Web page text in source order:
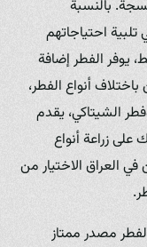
بالنسبة
احتياجاتهم
يوفر الفطر إضافة
أنواع الفطر،
الشيتاكي، يقدم
زراعة أنواع
العراق الاختيار من
مصدر ممتاز